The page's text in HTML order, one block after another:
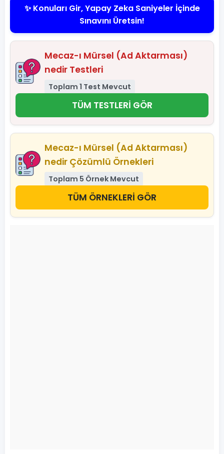
✨ Konuları Gir, Yapay Zeka Saniyeler İçinde
Sınavını Üretsin!
Mecaz-ı Mürsel (Ad Aktarması)
nedir Testleri
Toplam 1 Test Mevcut
TÜM TESTLERİ GÖR
Mecaz-ı Mürsel (Ad Aktarması)
nedir Çözümlü Örnekleri
Toplam 5 Örnek Mevcut
TÜM ÖRNEKLERİ GÖR